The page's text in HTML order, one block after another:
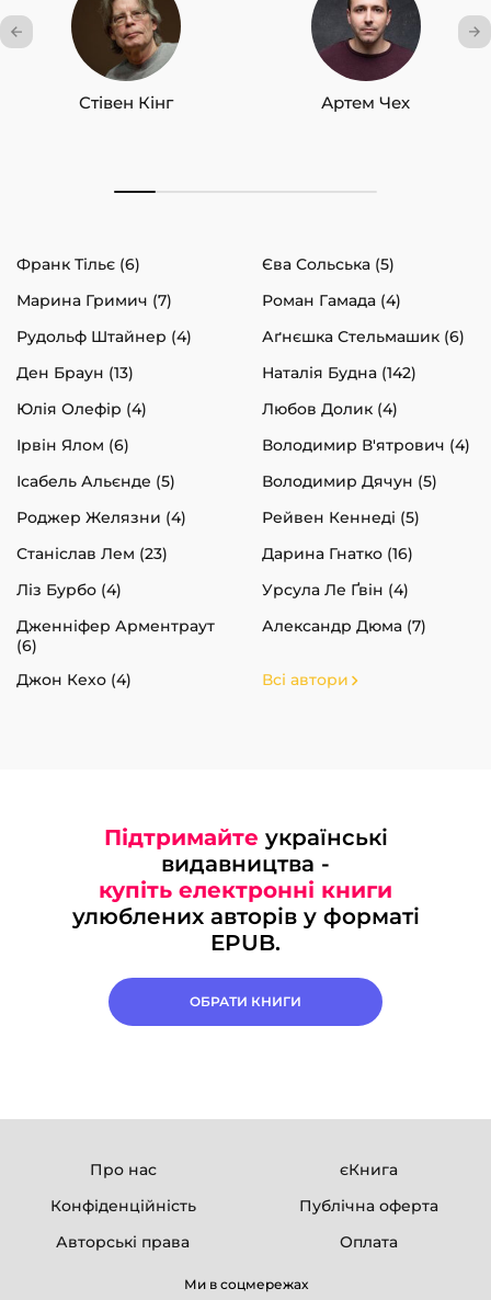
Стівен Кінг Артем Чех
Франк Тільє (6)
Єва Сольська (5)
Марина Гримич (7)
Роман Гамада (4)
Рудольф Штайнер (4)
Аґнєшка Стельмашик (6)
Ден Браун (13)
Наталія Будна (142)
Юлія Олефір (4)
Любов Долик (4)
Ірвін Ялом (6)
Володимир В'ятрович (4)
Ісабель Альєнде (5)
Володимир Дячун (5)
Роджер Желязни (4)
Рейвен Кеннеді (5)
Станіслав Лем (23)
Дарина Гнатко (16)
Ліз Бурбо (4)
Урсула Ле Ґвін (4)
Дженніфер Арментраут
(6)
Александр Дюма (7)
Джон Кехо (4) Всі автори
Підтримайте українські
видавництва -
купіть електронні книги
улюблених авторів у форматі
EPUB.
ОБРАТИ КНИГИ
Про нас
єКнига
Конфіденційність
Публічна оферта
Авторські права
Оплата
Ми в соцмережах